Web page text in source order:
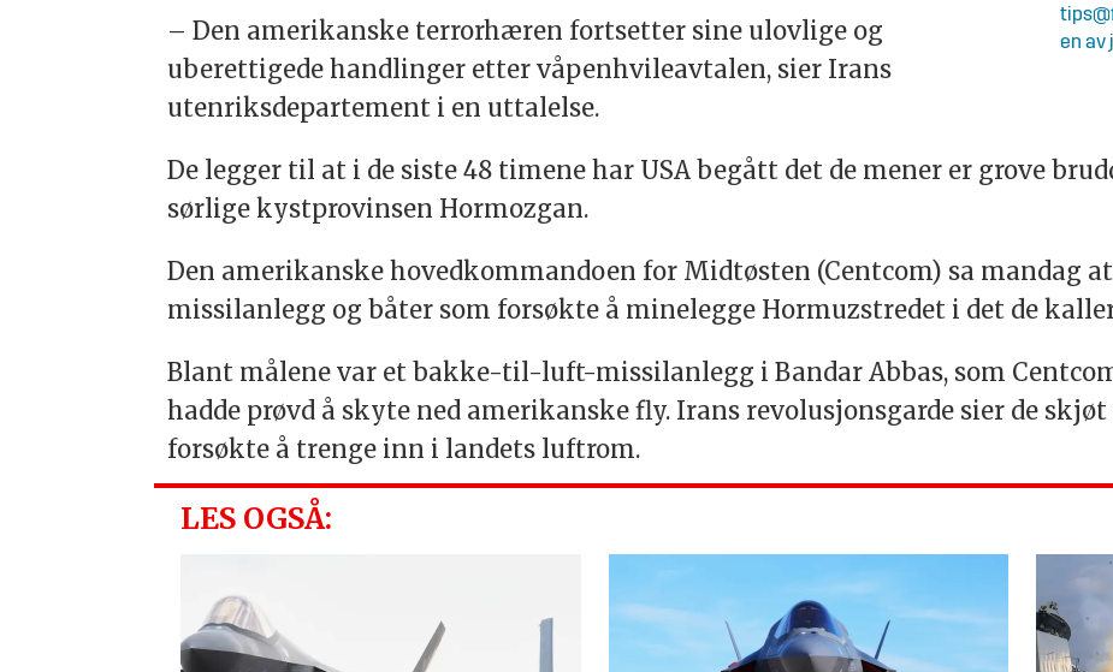
en av
– Den amerikanske terrorhæren fortsetter sine ulovlige og
uberettigede handlinger etter våpenhvileavtalen, sier Irans
utenriksdepartement i en uttalelse.
De legger til at i de siste 48 timene har USA begått det de mener er grove
sørlige kystprovinsen Hormozgan.
Den amerikanske hovedkommandoen for Midtøsten (Centcom) sa mandag
missilanlegg og båter som forsøkte å minelegge Hormuzstredet i det de
Blant målene var et bakke-til-luft-missilanlegg i Bandar Abbas, som
hadde prøvd å skyte ned amerikanske fly. Irans revolusjonsgarde sier de
forsøkte å trenge inn i landets luftrom.
LES OGSÅ: